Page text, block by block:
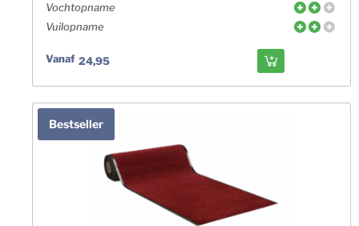
Vochtopname
Vuilopname
Vanaf 24,95
Bestseller